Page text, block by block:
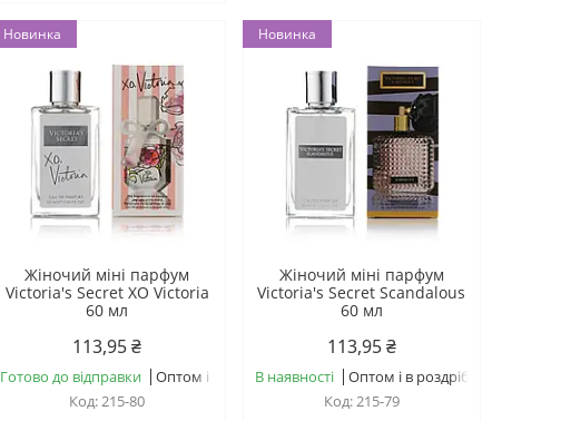
Новинка
Жіночий міні парфум
Victoria's Secret XO Victoria
60 мл
113,95 ₴
Готово до відправки
Оптом і в роздріб
215-80
Новинка
Жіночий міні парфум
Victoria's Secret Scandalous
60 мл
113,95 ₴
В наявності
Оптом і в роздріб
215-79